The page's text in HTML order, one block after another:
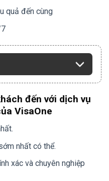
quả đến cùng
đến với dịch vụ
VisaOne
nhất có thể.
xác và chuyên nghiệp